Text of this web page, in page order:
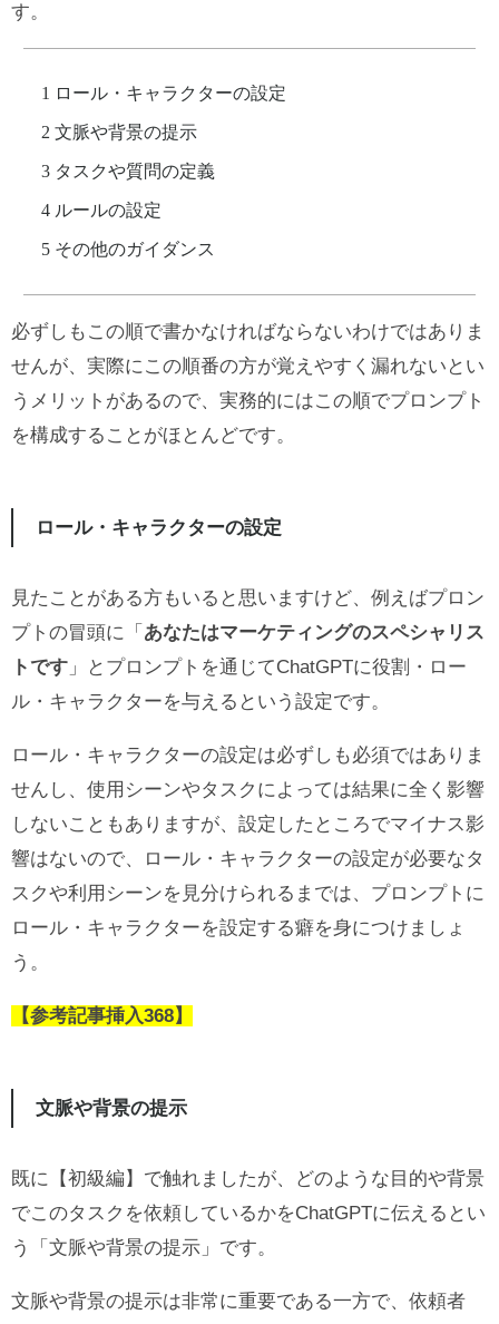
す。
ロール・キャラクターの設定
文脈や背景の提示
タスクや質問の定義
ルールの設定
その他のガイダンス
必ずしもこの順で書かなければならないわけではありま
せんが、実際にこの順番の方が覚えやすく漏れないとい
うメリットがあるので、実務的にはこの順でプロンプト
を構成することがほとんどです。
ロール・キャラクターの設定
見たことがある方もいると思いますけど、例えばプロン
プトの冒頭に「 あなたはマーケティングのスペシャリス
トです 」とプロンプトを通じてChatGPTに役割・ロー
ル・キャラクターを与えるという設定です。
ロール・キャラクターの設定は必ずしも必須ではありま
せんし、使用シーンやタスクによっては結果に全く影響
しないこともありますが、設定したところでマイナス影
響はないので、ロール・キャラクターの設定が必要なタ
スクや利用シーンを見分けられるまでは、プロンプトに
ロール・キャラクターを設定する癖を身につけましょ
う。
【参考記事挿入368】
文脈や背景の提示
既に【初級編】で触れましたが、どのような目的や背景
でこのタスクを依頼しているかをChatGPTに伝えるとい
う「文脈や背景の提示」です。
文脈や背景の提示は非常に重要である一方で、依頼者